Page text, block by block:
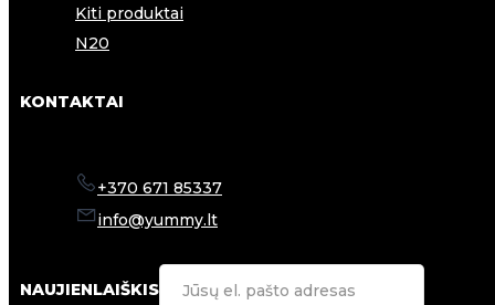
Kiti produktai
N20
KONTAKTAI
+370 671 85337
info@yummy.lt
NAUJIENLAIŠKIS